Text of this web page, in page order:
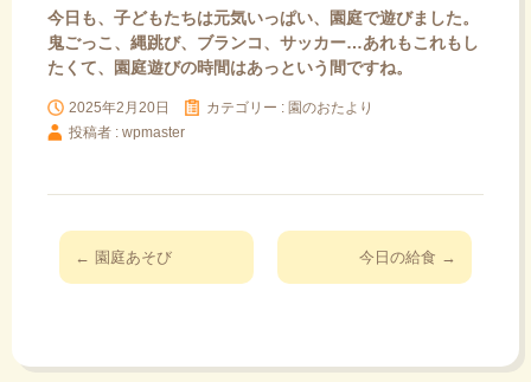
今日も、子どもたちは元気いっぱい、園庭で遊びました。
鬼ごっこ、縄跳び、ブランコ、サッカー…あれもこれもし
たくて、園庭遊びの時間はあっという間ですね。
2025年2月20日 カテゴリー : 園のおたより
投稿者 : wpmaster
投
稿
ゲ
← 園庭あそび 今日の給食 →